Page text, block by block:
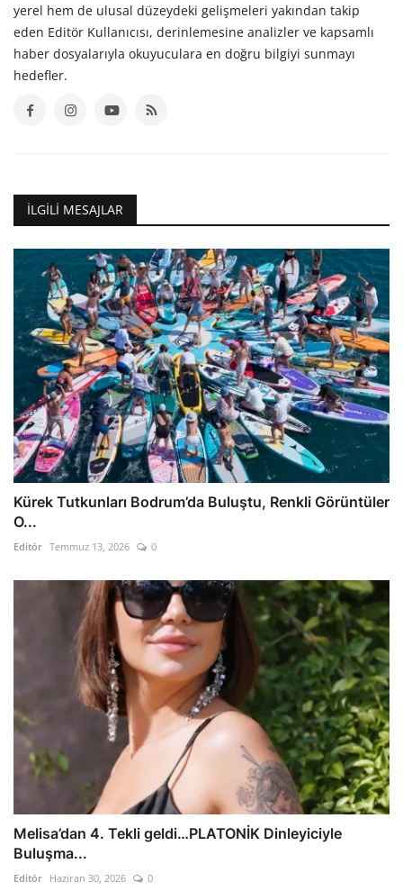
yerel hem de ulusal düzeydeki gelişmeleri yakından takip
eden Editör Kullanıcısı, derinlemesine analizler ve kapsamlı
haber dosyalarıyla okuyuculara en doğru bilgiyi sunmayı
hedefler.
İLGILI MESAJLAR
Kürek Tutkunları Bodrum’da Buluştu, Renkli Görüntüler
O...
Editör Temmuz 13, 2026 0
Melisa’dan 4. Tekli geldi…PLATONİK Dinleyiciyle
Buluşma...
Editör Haziran 30, 2026 0